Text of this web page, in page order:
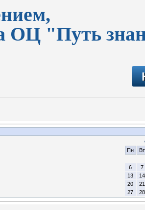
ОЦ "Путь
Пн
Вт
6
7
13
14
20
21
27
28